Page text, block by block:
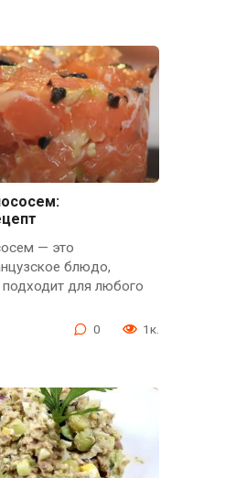
— это
блюдо,
для любого
0 1к.